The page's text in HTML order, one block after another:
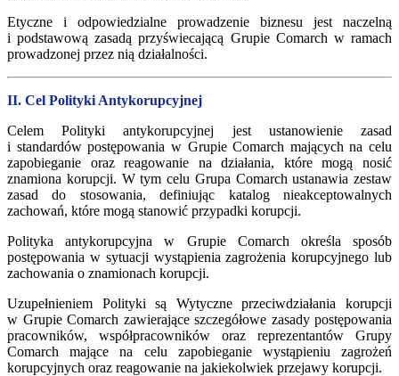
Etyczne i odpowiedzialne prowadzenie biznesu jest naczelną
i podstawową zasadą przyświecającą Grupie Comarch w ramach
prowadzonej przez nią działalności.
II. Cel Polityki Antykorupcyjnej
Celem Polityki antykorupcyjnej jest ustanowienie zasad
i standardów postępowania w Grupie Comarch mających na celu
zapobieganie oraz reagowanie na działania, które mogą nosić
znamiona korupcji. W tym celu Grupa Comarch ustanawia zestaw
zasad do stosowania, definiując katalog nieakceptowalnych
zachowań, które mogą stanowić przypadki korupcji.
Polityka antykorupcyjna w Grupie Comarch określa sposób
postępowania w sytuacji wystąpienia zagrożenia korupcyjnego lub
zachowania o znamionach korupcji.
Uzupełnieniem Polityki są Wytyczne przeciwdziałania korupcji
w Grupie Comarch zawierające szczegółowe zasady postępowania
pracowników, współpracowników oraz reprezentantów Grupy
Comarch mające na celu zapobieganie wystąpieniu zagrożeń
korupcyjnych oraz reagowanie na jakiekolwiek przejawy korupcji.